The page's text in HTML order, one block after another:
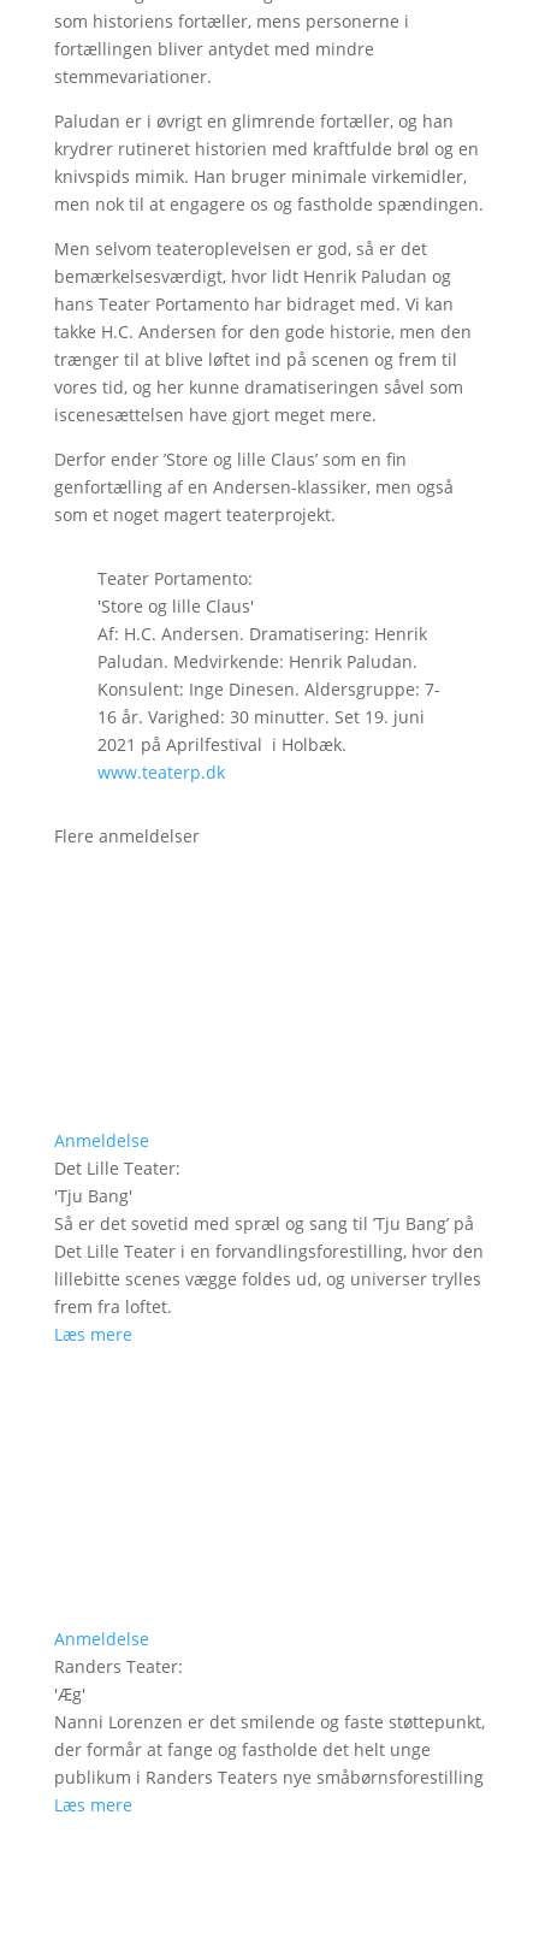
som historiens fortæller, mens personerne i
fortællingen bliver antydet med mindre
stemmevariationer.
Paludan er i øvrigt en glimrende fortæller, og han
krydrer rutineret historien med kraftfulde brøl og en
knivspids mimik. Han bruger minimale virkemidler,
men nok til at engagere os og fastholde spændingen.
Men selvom teateroplevelsen er god, så er det
bemærkelsesværdigt, hvor lidt Henrik Paludan og
hans Teater Portamento har bidraget med. Vi kan
takke H.C. Andersen for den gode historie, men den
trænger til at blive løftet ind på scenen og frem til
vores tid, og her kunne dramatiseringen såvel som
iscenesættelsen have gjort meget mere.
Derfor ender ’Store og lille Claus’ som en fin
genfortælling af en Andersen-klassiker, men også
som et noget magert teaterprojekt.
Teater Portamento:
'Store og lille Claus'
Af: H.C. Andersen. Dramatisering: Henrik
Paludan. Medvirkende: Henrik Paludan.
Konsulent: Inge Dinesen. Aldersgruppe: 7-
16 år. Varighed: 30 minutter. Set 19. juni
2021 på Aprilfestival i Holbæk.
www.teaterp.dk
Flere anmeldelser
Anmeldelse
Det Lille Teater:
'Tju Bang'
Så er det sovetid med spræl og sang til ’Tju Bang’ på
Det Lille Teater i en forvandlingsforestilling, hvor den
lillebitte scenes vægge foldes ud, og universer trylles
frem fra loftet.
Læs mere
Anmeldelse
Randers Teater:
'Æg'
Nanni Lorenzen er det smilende og faste støttepunkt,
der formår at fange og fastholde det helt unge
publikum i Randers Teaters nye småbørnsforestilling
Læs mere